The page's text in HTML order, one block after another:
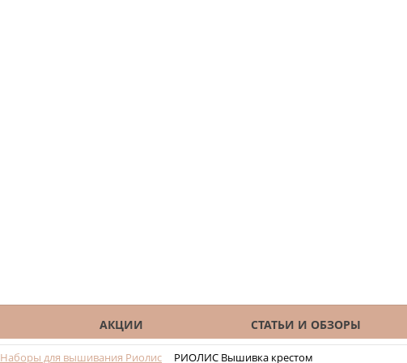
АКЦИИ СТАТЬИ И ОБЗОРЫ
Наборы для вышивания Риолис РИОЛИС Вышивка крестом